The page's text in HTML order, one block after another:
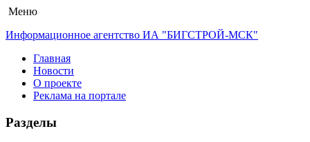
Меню
Информационное агентство ИА "БИГСТРОЙ-МСК"
Главная
Новости
О проекте
Реклама на портале
Разделы